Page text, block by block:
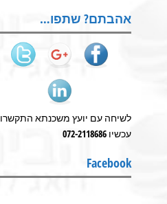
אהבתם? שתפו…
לשיחה עם יועץ משכנתא התקשרו
עכשיו 072-2118686
Facebook